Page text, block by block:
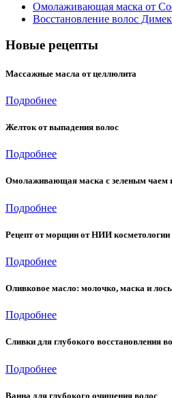
Омолаживающая маска от
Восстановление волос
Новые рецепты
Массажные масла от целлюлита
Подробнее
Желток от выпадения волос
Подробнее
Омолаживающая маска с зеленым чаем
Подробнее
Рецепт от морщин от НИИ косметологии
Подробнее
Оливковое масло: молочко, маска и
Подробнее
Сливки для глубокого восстановления
Подробнее
Ванна для глубокого очищения волос